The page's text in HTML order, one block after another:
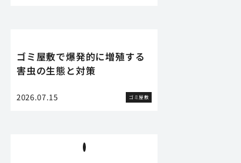
ゴミ屋敷で爆発的に増殖する
害虫の生態と対策
2026.07.15 ゴミ屋敷